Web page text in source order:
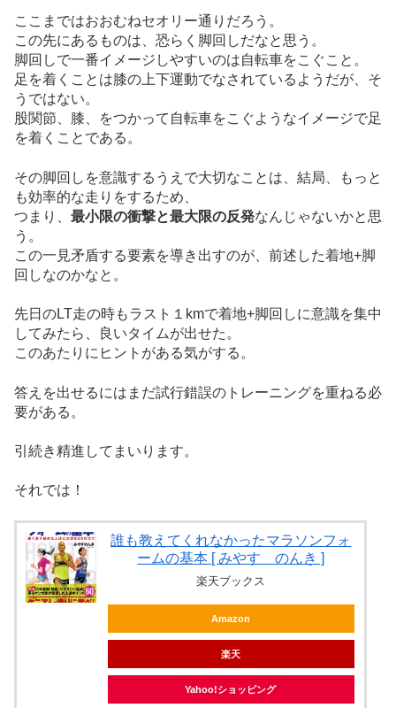
ここまではおおむねセオリー通りだろう。
この先にあるものは、恐らく脚回しだなと思う。
脚回しで一番イメージしやすいのは自転車をこぐこと。
足を着くことは膝の上下運動でなされているようだが、そ
うではない。
股関節、膝、をつかって自転車をこぐようなイメージで足
を着くことである。
その脚回しを意識するうえで大切なことは、結局、もっと
も効率的な走りをするため、
つまり、 最小限の衝撃と最大限の反発なんじゃないかと思
う。
この一見矛盾する要素を導き出すのが、前述した着地+脚
回しなのかなと。
先日のLT走の時もラスト１kmで着地+脚回しに意識を集中
してみたら、良いタイムが出せた。
このあたりにヒントがある気がする。
答えを出せるにはまだ試行錯誤のトレーニングを重ねる必
要がある。
引続き精進してまいります。
それでは！
誰も教えてくれなかったマラソンフォ
ームの基本 [ みやす のんき ]
楽天ブックス
Amazon
楽天
Yahoo!ショッピング